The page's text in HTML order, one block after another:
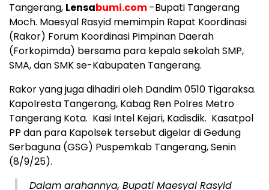
Tangerang, Lensabumi.com–Bupati Tangerang
Moch. Maesyal Rasyid memimpin Rapat Koordinasi
(Rakor) Forum Koordinasi Pimpinan Daerah
(Forkopimda) bersama para kepala sekolah SMP,
SMA, dan SMK se-Kabupaten Tangerang.
Rakor yang juga dihadiri oleh Dandim 0510 Tigaraksa.
Kapolresta Tangerang, Kabag Ren Polres Metro
Tangerang Kota. Kasi Intel Kejari, Kadisdik. Kasatpol
PP dan para Kapolsek tersebut digelar di Gedung
Serbaguna (GSG) Puspemkab Tangerang, Senin
(8/9/25).
Dalam arahannya, Bupati Maesyal Rasyid